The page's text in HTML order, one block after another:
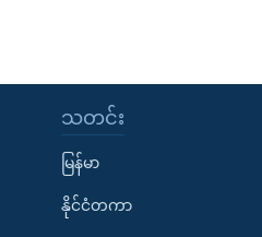
သတင်း
မြန်မာ
နိုင်ငံတကာ